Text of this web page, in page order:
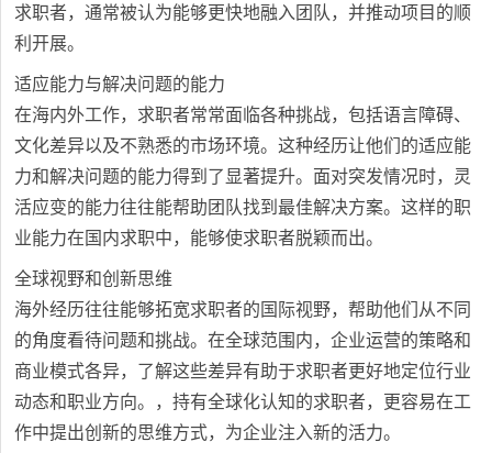
求职者，通常被认为能够更快地融入团队，并推动项目的顺
利开展。
适应能力与解决问题的能力
在海内外工作，求职者常常面临各种挑战，包括语言障碍、
文化差异以及不熟悉的市场环境。这种经历让他们的适应能
力和解决问题的能力得到了显著提升。面对突发情况时，灵
活应变的能力往往能帮助团队找到最佳解决方案。这样的职
业能力在国内求职中，能够使求职者脱颖而出。
全球视野和创新思维
海外经历往往能够拓宽求职者的国际视野，帮助他们从不同
的角度看待问题和挑战。在全球范围内，企业运营的策略和
商业模式各异，了解这些差异有助于求职者更好地定位行业
动态和职业方向。，持有全球化认知的求职者，更容易在工
作中提出创新的思维方式，为企业注入新的活力。